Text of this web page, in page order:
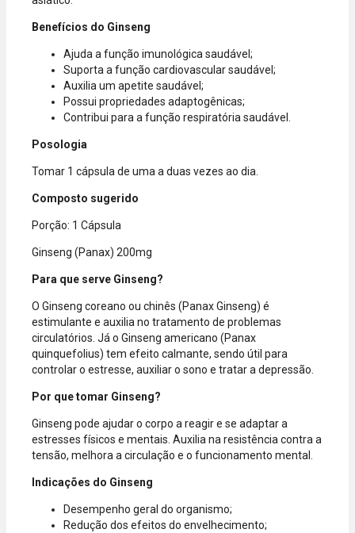
Benefícios do Ginseng
Ajuda a função imunológica saudável;
Suporta a função cardiovascular saudável;
Auxilia um apetite saudável;
Possui propriedades adaptogênicas;
Contribui para a função respiratória saudável.
Posologia
Tomar 1 cápsula de uma a duas vezes ao dia.
Composto sugerido
Porção: 1 Cápsula
Ginseng (Panax) 200mg
Para que serve Ginseng?
O Ginseng coreano ou chinês (Panax Ginseng) é
estimulante e auxilia no tratamento de problemas
circulatórios. Já o Ginseng americano (Panax
quinquefolius) tem efeito calmante, sendo útil para
controlar o estresse, auxiliar o sono e tratar a depressão.
Por que tomar Ginseng?
Ginseng pode ajudar o corpo a reagir e se adaptar a
estresses físicos e mentais. Auxilia na resistência contra a
tensão, melhora a circulação e o funcionamento mental.
Indicações do Ginseng
Desempenho geral do organismo;
Redução dos efeitos do envelhecimento;